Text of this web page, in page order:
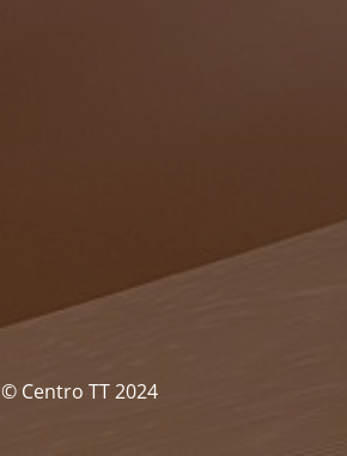
© Centro TT 2024